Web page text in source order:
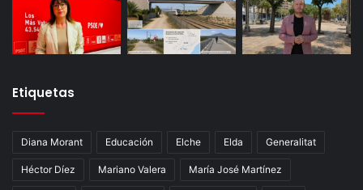
Etiquetas
Diana Morant Educación Elche Elda Generalitat
Héctor Díez Mariano Valera María José Martínez